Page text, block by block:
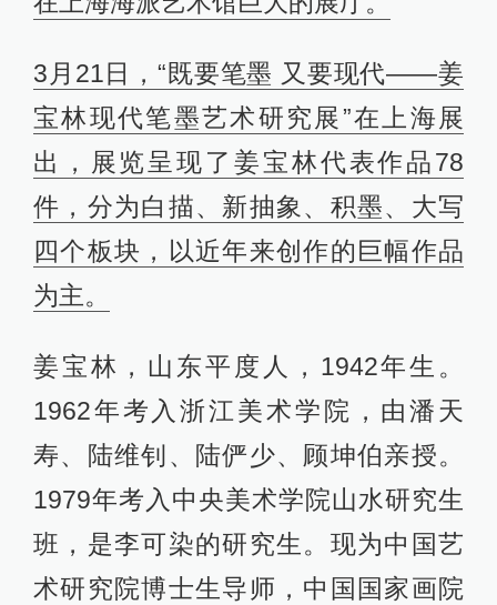
3月21日，“既要笔墨 又要现代——姜
宝林现代笔墨艺术研究展”在上海展
出，展览呈现了姜宝林代表作品78
件，分为白描、新抽象、积墨、大写
四个板块，以近年来创作的巨幅作品
为主。
姜宝林，山东平度人，1942年生。
1962年考入浙江美术学院，由潘天
寿、陆维钊、陆俨少、顾坤伯亲授。
1979年考入中央美术学院山水研究生
班，是李可染的研究生。现为中国艺
术研究院博士生导师，中国国家画院